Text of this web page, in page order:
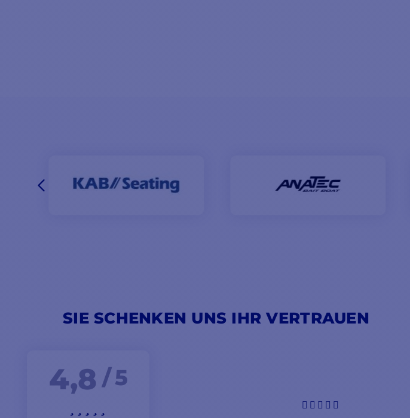
SIE SCHENKEN UNS IHR VERTRAUEN
4,8 / 5